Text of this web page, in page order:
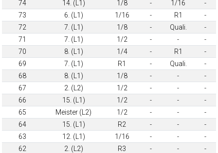
74 14. (L1) 1/8 - 1/16
-
73
6. (L1) 1/16 - R1
-
72
7. (L1) 1/8 - Quali.
-
71
7. (L1) 1/2 - -
-
70
8. (L1) 1/4 - R1
-
69
7. (L1) R1 - Quali.
-
68
8. (L1) 1/8 - -
-
67
2. (L2) 1/2 - -
-
66
15. (L1) 1/2 - -
-
65
Meister (L2) 1/2 - -
-
64
15. (L1) R2 - -
-
63
12. (L1) 1/16 - -
-
62
2. (L2) R3 - -
-